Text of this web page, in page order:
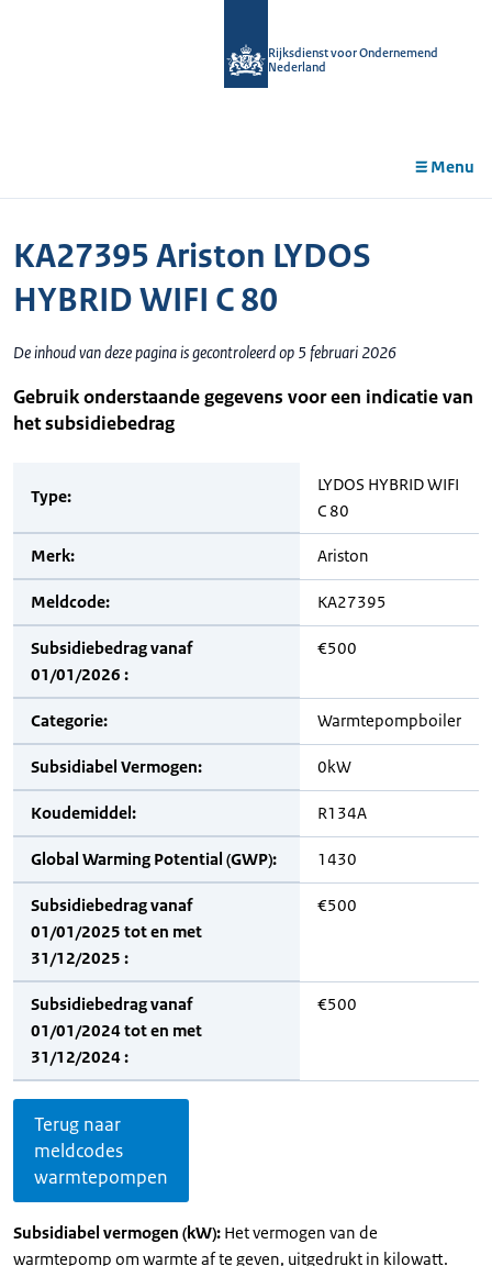
Rijksdienst voor Ondernemend
Nederland
Menu
KA27395 Ariston LYDOS
HYBRID WIFI C 80
De inhoud van deze pagina is gecontroleerd op 5 februari 2026
Gebruik onderstaande gegevens voor een indicatie van
het subsidiebedrag
Type:
LYDOS HYBRID WIFI
C 80
Merk: Ariston
Meldcode: KA27395
Subsidiebedrag vanaf
01/01/2026 :
€500
Categorie: Warmtepompboiler
Subsidiabel Vermogen: 0kW
Koudemiddel: R134A
Global Warming Potential (GWP): 1430
Subsidiebedrag vanaf
01/01/2025 tot en met
31/12/2025 :
€500
Subsidiebedrag vanaf
01/01/2024 tot en met
31/12/2024 :
€500
Terug naar
meldcodes
warmtepompen
Subsidiabel vermogen (kW): Het vermogen van de
warmtepomp om warmte af te geven, uitgedrukt in kilowatt.